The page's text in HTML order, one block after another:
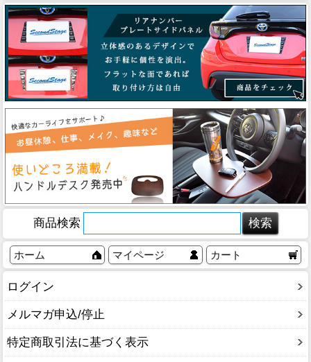
商品検索
ホーム マイページ カート
ログイン
メルマガ申込/停止
特定商取引法に基づく表示